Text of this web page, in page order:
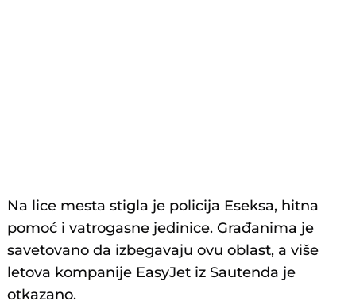
Na lice mesta stigla je policija Eseksa, hitna
pomoć i vatrogasne jedinice. Građanima je
savetovano da izbegavaju ovu oblast, a više
letova kompanije EasyJet iz Sautenda je
otkazano.